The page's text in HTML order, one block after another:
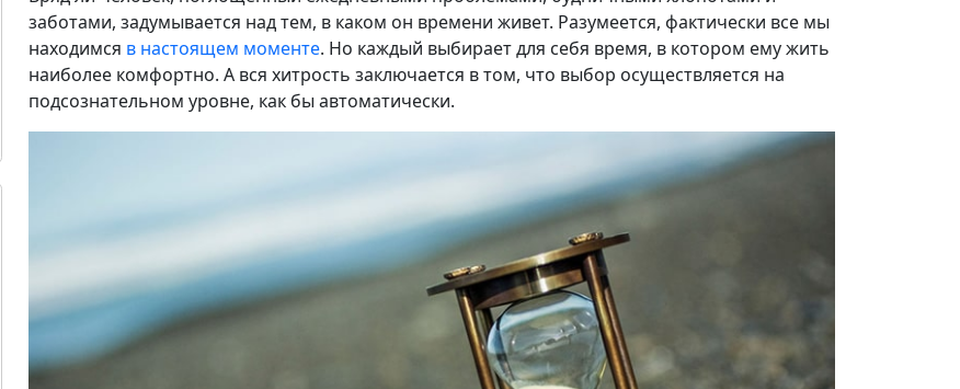
заботами, задумывается над тем, в каком он времени живет. Разумеется, фактически все мы
находимся в настоящем моменте. Но каждый выбирает для себя время, в котором ему жить
наиболее комфортно. А вся хитрость заключается в том, что выбор осуществляется на
подсознательном уровне, как бы автоматически.